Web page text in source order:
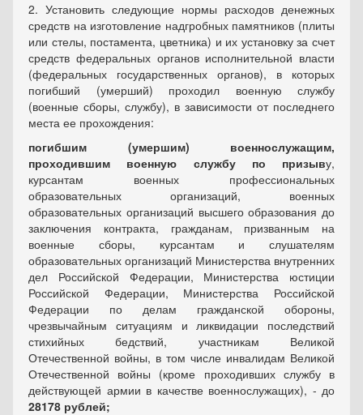
2. Установить следующие нормы расходов денежных
средств на изготовление надгробных памятников (плиты
или стелы, постамента, цветника) и их установку за счет
средств федеральных органов исполнительной власти
(федеральных государственных органов), в которых
погибший (умерший) проходил военную службу
(военные сборы, службу), в зависимости от последнего
места ее прохождения:
погибшим (умершим) военнослужащим,
проходившим военную службу по призыву,
курсантам военных профессиональных
образовательных организаций, военных
образовательных организаций высшего образования до
заключения контракта, гражданам, призванным на
военные сборы, курсантам и слушателям
образовательных организаций Министерства внутренних
дел Российской Федерации, Министерства юстиции
Российской Федерации, Министерства Российской
Федерации по делам гражданской обороны,
чрезвычайным ситуациям и ликвидации последствий
стихийных бедствий, участникам Великой
Отечественной войны, в том числе инвалидам Великой
Отечественной войны (кроме проходивших службу в
действующей армии в качестве военнослужащих), - до
28178 рублей;